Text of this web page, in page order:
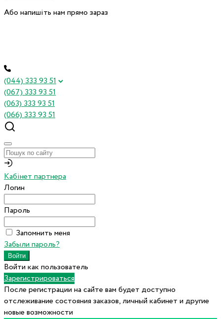
Або напишіть нам прямо зараз
(044) 333 93 51
(067) 333 93 51
(063) 333 93 51
(066) 333 93 51
Кабінет партнера
Логин
Пароль
Запомнить меня
Забыли пароль?
Войти как пользователь
Зарегистрироваться
После регистрации на сайте вам будет доступно
отслеживание состояния заказов, личный кабинет и другие
новые возможности